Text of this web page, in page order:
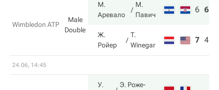
Wimbledon ATP
Male
Double
М.
Аревало
М.
Павич
6 6
Ж.
Ройер
T.
Winegar
7 4
24.06, 14:45
У.
Э. Роже-